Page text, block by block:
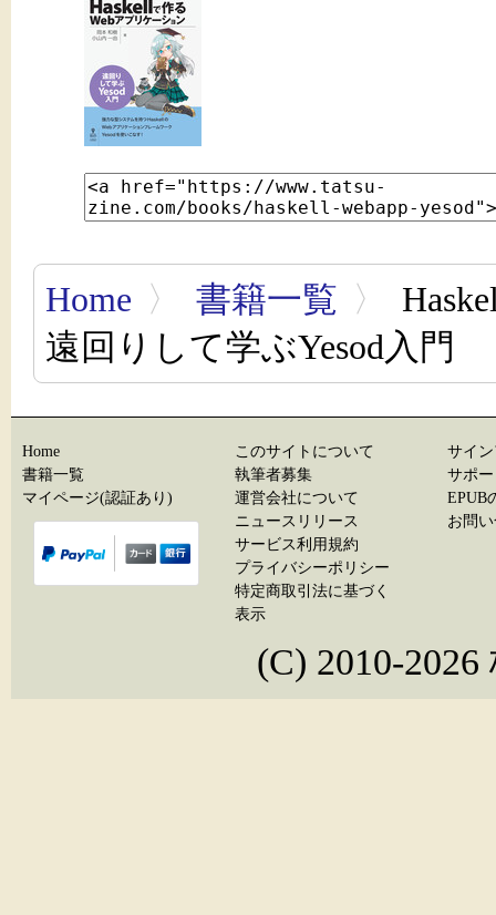
Home 〉 書籍一覧 〉
遠回りして学ぶYesod入門
Home
書籍一覧
マイページ(認証あり)
このサイトについて
執筆者募集
運営会社について
ニュースリリース
サービス利用規約
プライバシーポリシー
特定商取引法に基づく
表示
サイ
サポ
EPUB
お問
(C) 2010-